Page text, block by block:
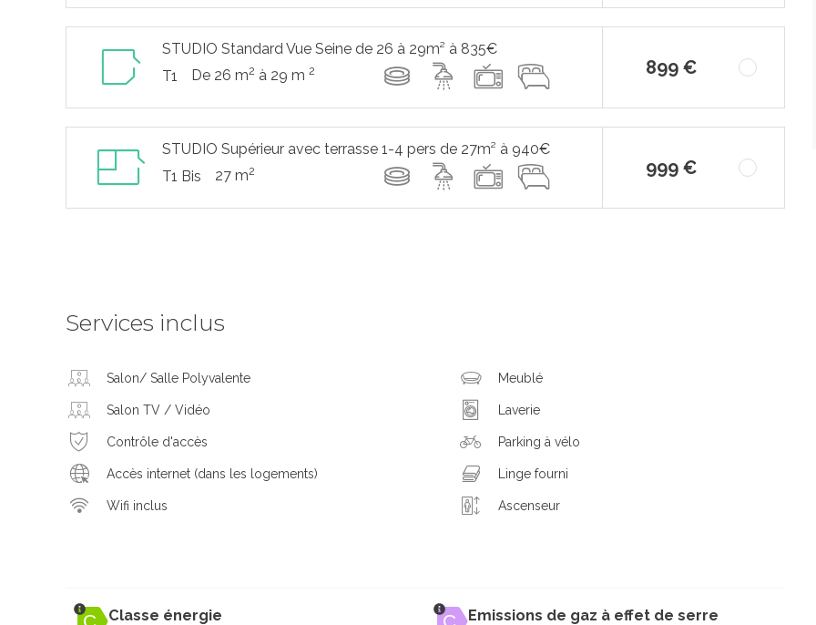
STUDIO Standard Vue Seine de 26 à 29m² à 835€
T1
De 26 m2 à 29 m 2 899 €
STUDIO Supérieur avec terrasse 1-4 pers de 27m² à 940€
T1 Bis
27 m2 999 €
Services inclus
Salon/ Salle Polyvalente
Salon TV / Vidéo
Contrôle d'accès
Accès internet (dans les logements)
Wifi inclus
Meublé
Laverie
Parking à vélo
Linge fourni
Ascenseur
Classe énergie Emissions de gaz à effet de serre